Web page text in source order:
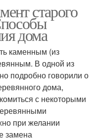
старого
дома
каменным (из
В одной из
подробно говорили о
дома,
с некоторыми
при желании
замена